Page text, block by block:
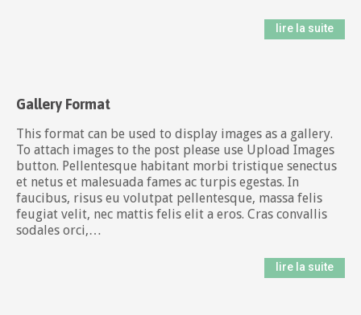
lire la suite
Gallery Format
This format can be used to display images as a gallery.
To attach images to the post please use Upload Images
button. Pellentesque habitant morbi tristique senectus
et netus et malesuada fames ac turpis egestas. In
faucibus, risus eu volutpat pellentesque, massa felis
feugiat velit, nec mattis felis elit a eros. Cras convallis
sodales orci,…
lire la suite